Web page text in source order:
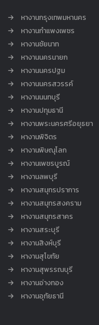
หางานกรุงเทพมหานคร
หางานกำแพงเพชร
หางานชัยนาท
หางานนครนายก
หางานนครปฐม
หางานนครสวรรค์
หางานนนทบุรี
หางานปทุมธานี
หางานพระนครศรีอยุธยา
หางานพิจิตร
หางานพิษณุโลก
หางานเพชรบูรณ์
หางานลพบุรี
หางานสมุทรปราการ
หางานสมุทรสงคราม
หางานสมุทรสาคร
หางานสระบุรี
หางานสิงห์บุรี
หางานสุโขทัย
หางานสุพรรณบุรี
หางานอ่างทอง
หางานอุทัยธานี